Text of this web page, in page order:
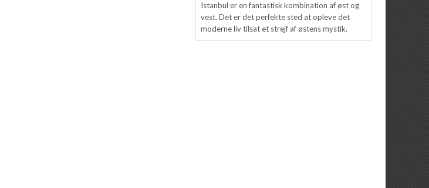
Istanbul er en fantastisk kombination af øst og
vest. Det er det perfekte sted at opleve det
moderne liv tilsat et strejf af østens mystik.